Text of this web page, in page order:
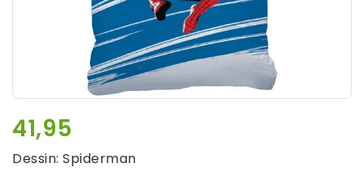
41,95
Dessin: Spiderman